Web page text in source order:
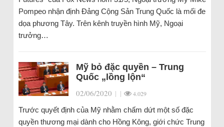
Pompeo nhận định Đảng Cộng Sản Trung Quốc là mối đe
dọa phương Tây. Trên kênh truyền hình Mỹ, Ngoại
trưởng…
Mỹ bỏ đặc quyền – Trung
Quốc „lồng lộn“
02/06/2020 | | 4.029
Trước quyết định của Mỹ nhằm chấm dứt một số đặc
quyền thương mại dành cho Hồng Kông, giới chức Trung